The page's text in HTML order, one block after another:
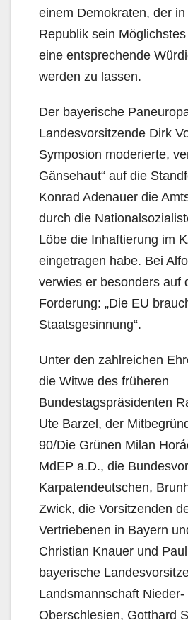
einem Demokraten, der
Republik sein
eine entsprechende
werden zu lassen.
Der bayerische
Landesvorsitzende Dirk
Symposion moderierte,
Gänsehaut“ auf die
Konrad Adenauer die
durch die
Löbe die Inhaftierung im
eingetragen habe. Bei
verwies er besonders auf
Forderung: „Die EU
Staatsgesinnung“.
Unter den zahlreichen
die Witwe des früheren
Bundestagspräsidenten
Ute Barzel, der
90/Die Grünen Milan
MdEP a.D., die
Karpatendeutschen,
Zwick, die Vorsitzenden
Vertriebenen in Bayern
Christian Knauer und
bayerische
Landsmannschaft Nieder-
Oberschlesien, Gotthard